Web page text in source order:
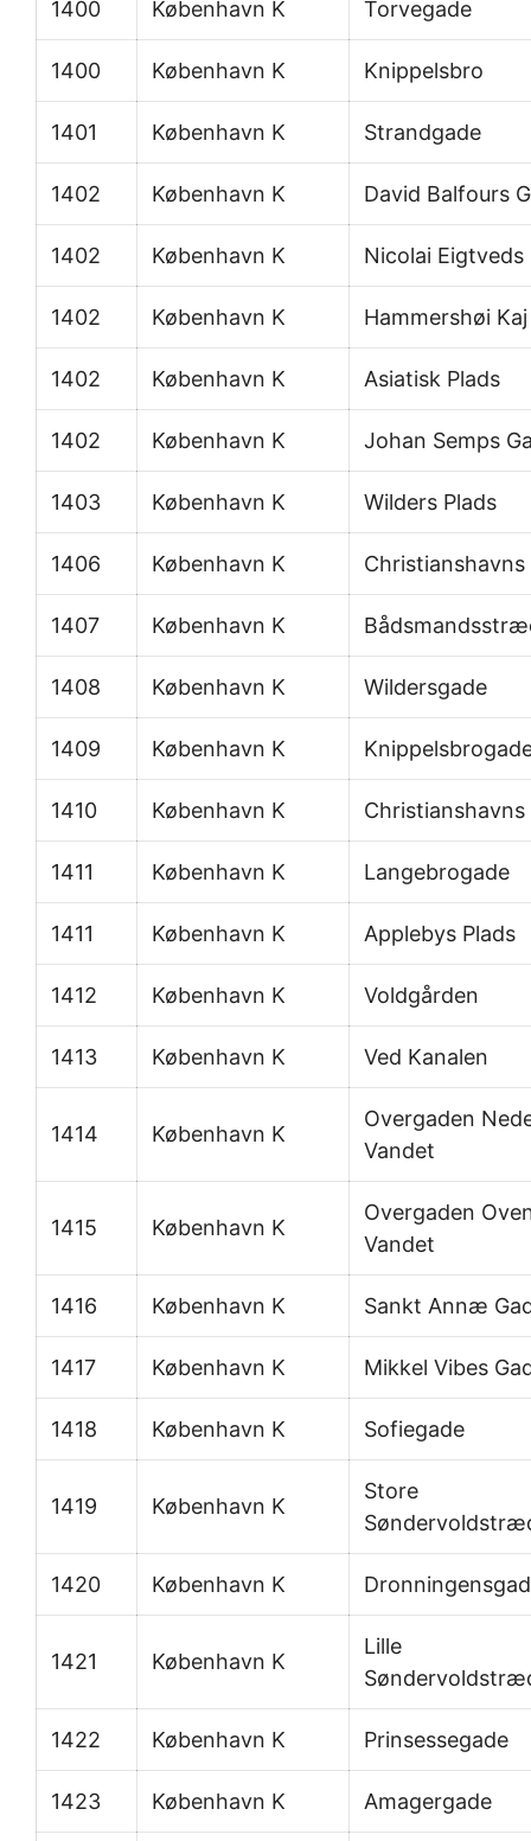
1400 København K Torvegade
1400 København K Knippelsbro
1401 København K Strandgade
1402 København K David Balfours
1402 København K Nicolai Eigtveds
1402 København K Hammershøi Kaj
1402 København K Asiatisk Plads
1402 København K Johan Semps
1403 København K Wilders Plads
1406 København K Christianshavns
1407 København K
1408 København K Wildersgade
1409 København K
1410 København K Christianshavns
1411 København K Langebrogade
1411 København K Applebys Plads
1412 København K Voldgården
1413 København K Ved Kanalen
1414 København K
Overgaden
Vandet
1415 København K
Overgaden
Vandet
1416 København K Sankt Annæ
1417 København K Mikkel Vibes
1418 København K Sofiegade
1419 København K
Store
1420 København K
1421 København K
Lille
1422 København K Prinsessegade
1423 København K Amagergade